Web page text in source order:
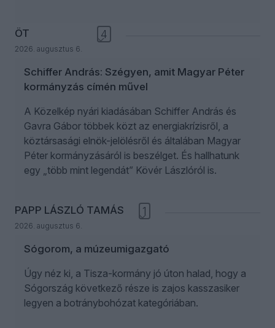
ÖT
2026. augusztus 6.
4
Schiffer András: Szégyen, amit Magyar Péter
kormányzás címén művel
A Közelkép nyári kiadásában Schiffer András és
Gavra Gábor többek közt az energiakrízisről, a
köztársasági elnök-jelölésről és általában Magyar
Péter kormányzásáról is beszélget. És hallhatunk
egy „több mint legendát” Kövér Lászlóról is.
PAPP LÁSZLÓ TAMÁS
2026. augusztus 6.
1
Sógorom, a múzeumigazgató
Úgy néz ki, a Tisza-kormány jó úton halad, hogy a
Sógország következő része is zajos kasszasiker
legyen a botránybohózat kategóriában.